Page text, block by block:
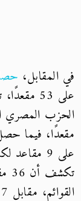
في المقابل،
على 53
مقعدًا، فيما
على 9